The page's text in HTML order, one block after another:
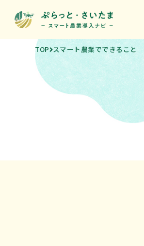
TOP スマート農業でできること